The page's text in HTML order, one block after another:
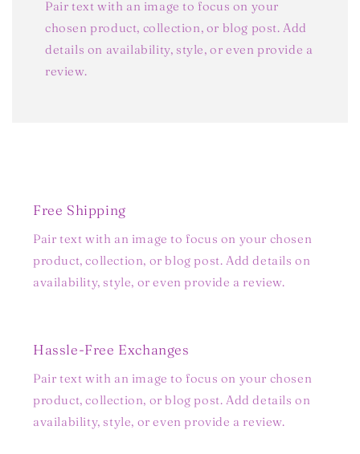
Pair text with an image to focus on your
chosen product, collection, or blog post. Add
details on availability, style, or even provide a
review.
Free Shipping
Pair text with an image to focus on your chosen
product, collection, or blog post. Add details on
availability, style, or even provide a review.
Hassle-Free Exchanges
Pair text with an image to focus on your chosen
product, collection, or blog post. Add details on
availability, style, or even provide a review.